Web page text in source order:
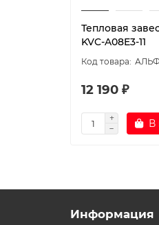
Тепловая
KVC-A08E3-11
12 190 ₽
В
Информация